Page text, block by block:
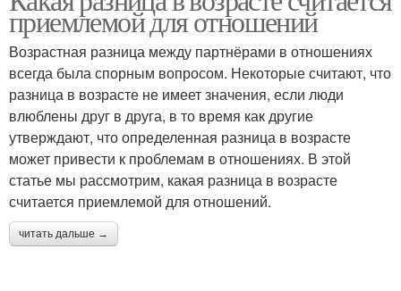
приемлемой для отношений
Возрастная разница между партнёрами в отношениях
всегда была спорным вопросом. Некоторые считают, что
разница в возрасте не имеет значения, если люди
влюблены друг в друга, в то время как другие
утверждают, что определенная разница в возрасте
может привести к проблемам в отношениях. В этой
статье мы рассмотрим, какая разница в возрасте
считается приемлемой для отношений.
читать дальше →